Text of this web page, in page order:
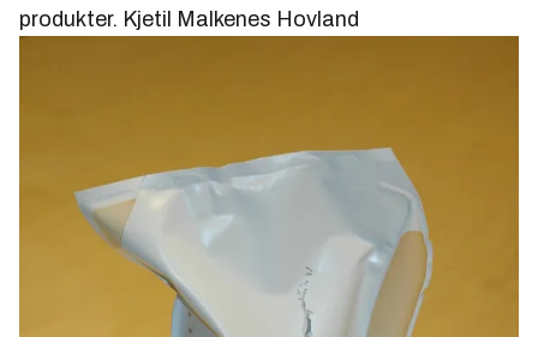
produkter. Kjetil Malkenes Hovland